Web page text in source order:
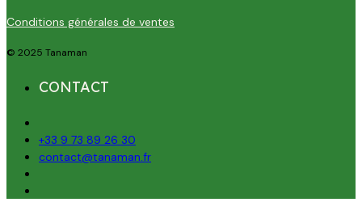
Conditions générales de ventes
© 2025 Tanaman
CONTACT
+33 9 73 89 26 30
contact@tanaman.fr